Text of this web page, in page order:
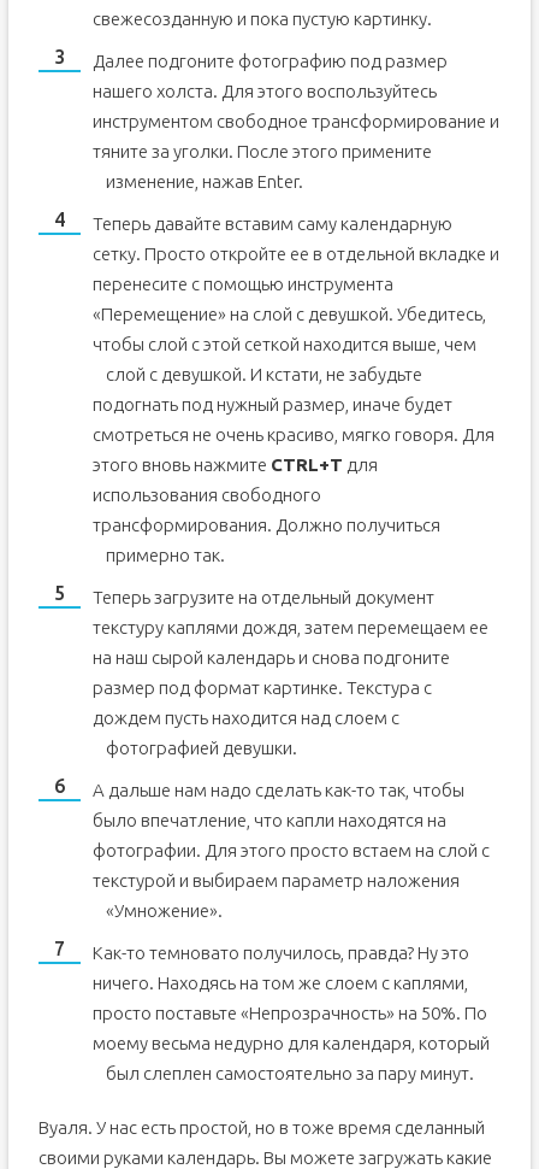
свежесозданную и пока пустую картинку.
Далее подгоните фотографию под размер
нашего холста. Для этого воспользуйтесь
инструментом свободное трансформирование и
тяните за уголки. После этого примените
изменение, нажав Enter.
Теперь давайте вставим саму календарную
сетку. Просто откройте ее в отдельной вкладке и
перенесите с помощью инструмента
«Перемещение» на слой с девушкой. Убедитесь,
чтобы слой с этой сеткой находится выше, чем
слой с девушкой. И кстати, не забудьте
подогнать под нужный размер, иначе будет
смотреться не очень красиво, мягко говоря. Для
этого вновь нажмите CTRL+T для
использования свободного
трансформирования. Должно получиться
примерно так.
Теперь загрузите на отдельный документ
текстуру каплями дождя, затем перемещаем ее
на наш сырой календарь и снова подгоните
размер под формат картинке. Текстура с
дождем пусть находится над слоем с
фотографией девушки.
А дальше нам надо сделать как-то так, чтобы
было впечатление, что капли находятся на
фотографии. Для этого просто встаем на слой с
текстурой и выбираем параметр наложения
«Умножение».
Как-то темновато получилось, правда? Ну это
ничего. Находясь на том же слоем с каплями,
просто поставьте «Непрозрачность» на 50%. По
моему весьма недурно для календаря, который
был слеплен самостоятельно за пару минут.
Вуаля. У нас есть простой, но в тоже время сделанный
своими руками календарь. Вы можете загружать какие